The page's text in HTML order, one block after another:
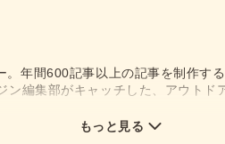
。年間600記事以上の記事を制作す
ン編集部がキャッチした、アウトド
もっと見る